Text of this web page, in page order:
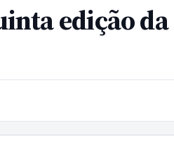
edição da